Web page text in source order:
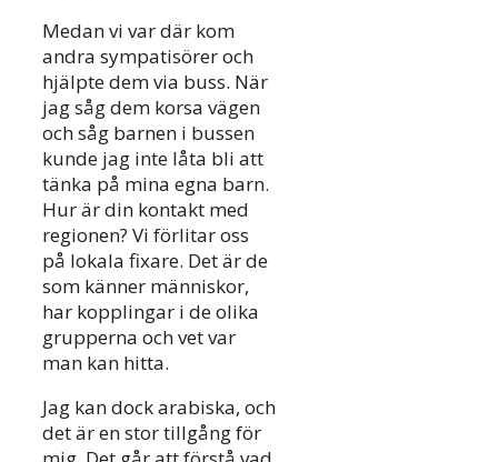
Medan vi var där kom
andra sympatisörer och
hjälpte dem via buss. När
jag såg dem korsa vägen
och såg barnen i bussen
kunde jag inte låta bli att
tänka på mina egna barn.
Hur är din kontakt med
regionen? Vi förlitar oss
på lokala fixare. Det är de
som känner människor,
har kopplingar i de olika
grupperna och vet var
man kan hitta.
Jag kan dock arabiska, och
det är en stor tillgång för